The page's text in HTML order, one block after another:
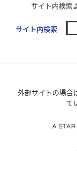
サイト内検索
サイト内検索
外部サイトの場合
て